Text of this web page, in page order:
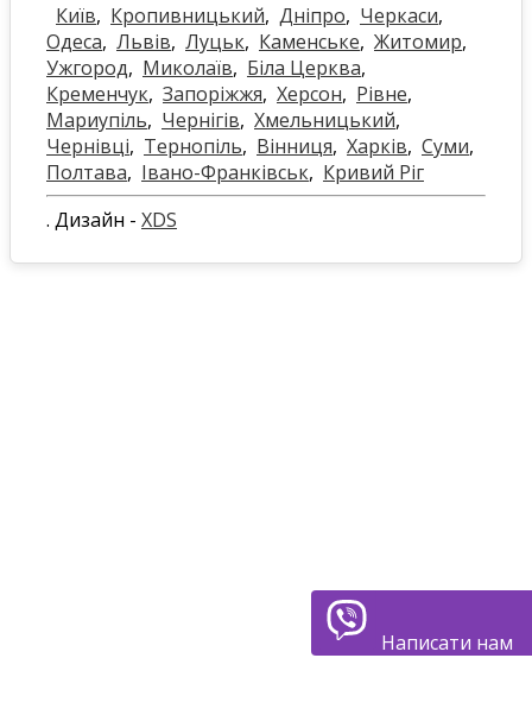
Київ, Кропивницький, Дніпро, Черкаси,
Одеса, Львів, Луцьк, Каменське, Житомир,
Ужгород, Миколаїв, Біла Церква,
Кременчук, Запоріжжя, Херсон, Рівне,
Мариупіль, Чернігів, Хмельницький,
Чернівці, Тернопіль, Вінниця, Харків, Суми,
Полтава, Івано-Франківськ, Кривий Ріг
. Дизайн - XDS
Написати нам